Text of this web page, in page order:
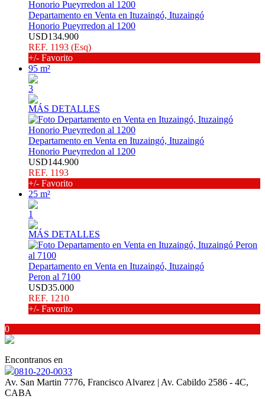
Departamento en Venta en Ituzaingó, Ituzaingó
Honorio Pueyrredon al 1200
USD134.900
REF. 1193 (Esq)
+/- Favorito
95 m²
3
MÁS DETALLES
Departamento en Venta en Ituzaingó, Ituzaingó
Honorio Pueyrredon al 1200
USD144.900
REF. 1193
+/- Favorito
25 m²
1
MÁS DETALLES
Departamento en Venta en Ituzaingó, Ituzaingó
Peron al 7100
USD35.000
REF. 1210
+/- Favorito
0
Encontranos en
0810-220-0033
Av. San Martin 7776, Francisco Alvarez | Av. Cabildo 2586 - 4C,
CABA